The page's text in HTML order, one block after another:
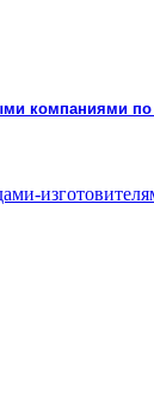
компаниями